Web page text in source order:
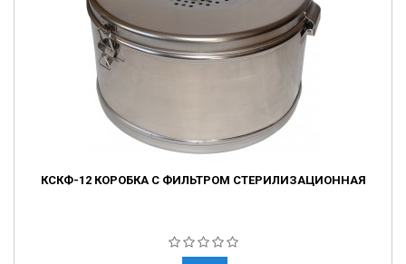
КСКФ-12 КОРОБКА С ФИЛЬТРОМ СТЕРИЛИЗАЦИОННАЯ